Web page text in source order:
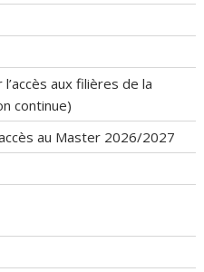
aux filières de la
continue)
au Master 2026/2027